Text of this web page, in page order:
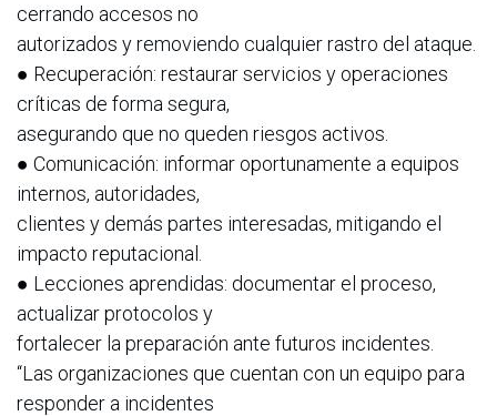
cerrando accesos no
autorizados y removiendo cualquier rastro del ataque.
● Recuperación: restaurar servicios y operaciones
críticas de forma segura,
asegurando que no queden riesgos activos.
● Comunicación: informar oportunamente a equipos
internos, autoridades,
clientes y demás partes interesadas, mitigando el
impacto reputacional.
● Lecciones aprendidas: documentar el proceso,
actualizar protocolos y
fortalecer la preparación ante futuros incidentes.
“Las organizaciones que cuentan con un equipo para
responder a incidentes